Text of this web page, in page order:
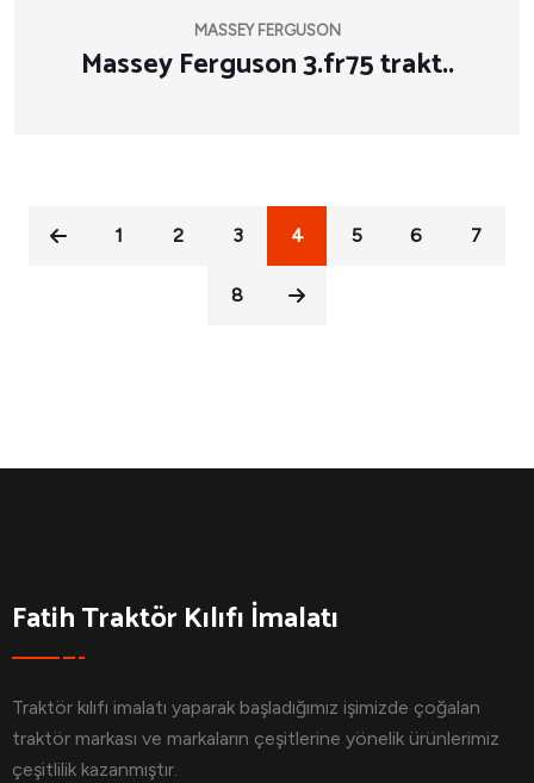
MASSEY FERGUSON
Massey Ferguson 3.fr75 trakt..
1 2 3 4 5 6 7
8
Fatih Traktör Kılıfı İmalatı
Traktör kılıfı imalatı yaparak başladığımız işimizde çoğalan
traktör markası ve markaların çeşitlerine yönelik ürünlerimiz
çeşitlilik kazanmıştır.